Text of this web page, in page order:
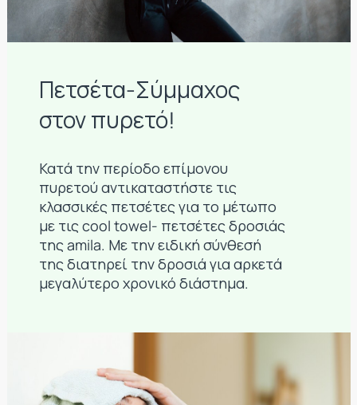
Πετσέτα-Σύμμαχος
στον πυρετό!
Κατά την περίοδο επίμονου
πυρετού αντικαταστήστε τις
κλασσικές πετσέτες για το μέτωπο
με τις cool towel- πετσέτες δροσιάς
της amila. Με την ειδική σύνθεσή
της διατηρεί την δροσιά για αρκετά
μεγαλύτερο χρονικό διάστημα.